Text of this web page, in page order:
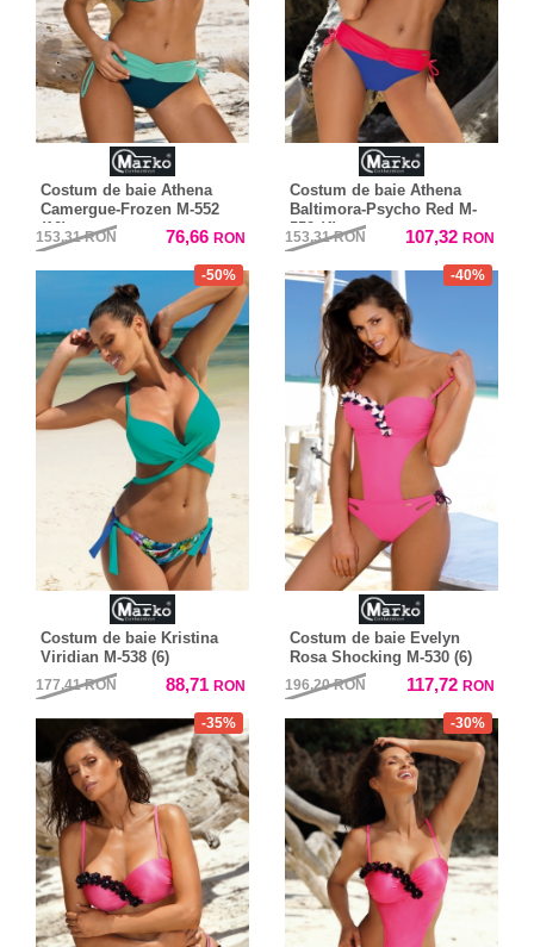
Costum de baie Athena
Camergue-Frozen M-552
(10)
153,31RON 76,66 RON
Costum de baie Athena
Baltimora-Psycho Red M-
552 (4)
153,31RON 107,32 RON
-50%
Costum de baie Kristina
Viridian M-538 (6)
177,41RON 88,71 RON
-40%
Costum de baie Evelyn
Rosa Shocking M-530 (6)
196,20RON 117,72 RON
-35% -30%